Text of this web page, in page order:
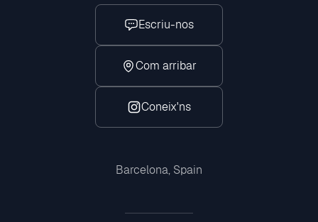
Escriu-nos
Com arribar
Instagram
Coneix'ns
Barcelona, Spain